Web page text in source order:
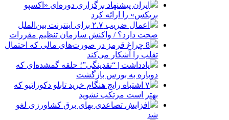
ایران پیشنهاد برگزاری دوره‌ای «اکسپو
بریکس» را ارائه کرد
اعمال ضریب ۲.۷ برای اینترنت بین‌الملل
صحت دارد؟ / واکنش سازمان تنظیم مقررات
8 چراغ قرمز در صورت‌های مالی که احتمال
تقلب را آشکار می‌کند
یادداشت | “نقدینگی”؛ حلقه گمشده‌ای که
دوباره به بورس بازگشت
۷ اشتباه رایج هنگام خرید تابلو دکوراتیو که
بهتر است مرتکب نشوید
افزایش تصاعدی بهای برق کشاورزی لغو
شد